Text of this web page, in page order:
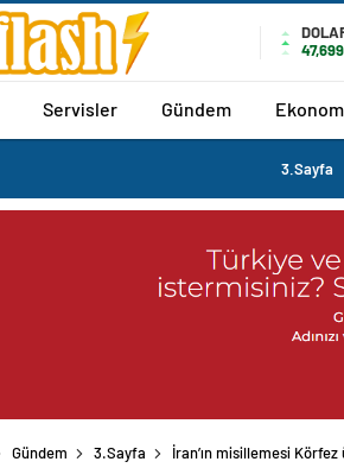
Servisler Gündem
3.Sayfa
Gündem 3.Sayfa İran’ın misillemesi